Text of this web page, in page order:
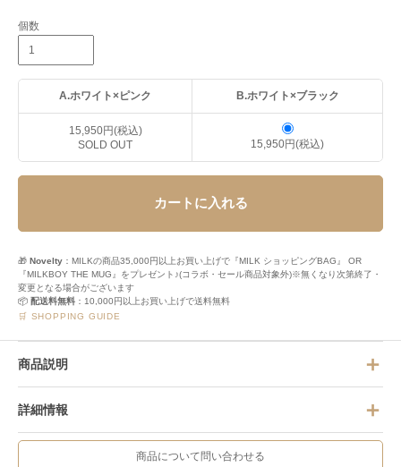
個数
A.ホワイト×ピンク B.ホワイト×ブラック
15,950円(税込)
SOLD OUT
15,950円(税込)
カートに入れる
🎁 Novelty ：MILKの商品35,000円以上お買い上げで『MILK ショッピングBAG』 OR
『MILKBOY THE MUG』をプレゼント♪(コラボ・セール商品対象外)※無くなり次第終了・
変更となる場合がございます
📦 配送料無料 ：10,000円以上お買い上げで送料無料
🛒 SHOPPING GUIDE
商品説明
詳細情報
商品について問い合わせる